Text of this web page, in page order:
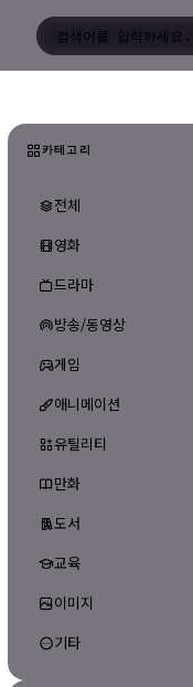
검색
카테고리
전체
영화
드라마
방송/동영상
게임
애니메이션
유틸리티
만화
도서
교육
이미지
기타